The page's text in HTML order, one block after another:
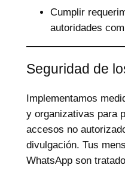
Cumplir
autoridades
Seguridad de
Implementamos
y organizativas para
accesos no
divulgación. Tus
WhatsApp son